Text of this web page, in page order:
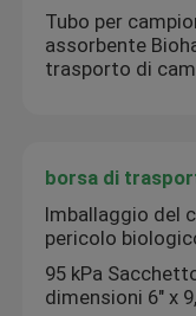
Tubo per
assorbente
trasporto di
borsa di
Imballaggio del
pericolo
95 kPa
dimensioni 6" x